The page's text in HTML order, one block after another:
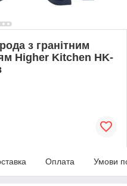
з гранітним
Higher Kitchen HK-
Оплата Умови